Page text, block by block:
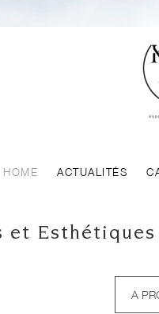
HOME ACTUALITÉS
et
A